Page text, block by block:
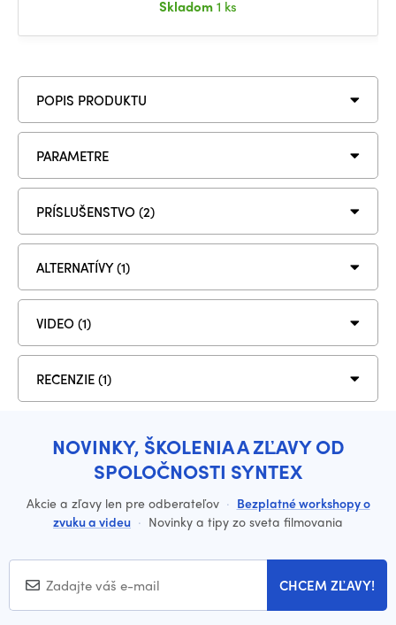
Skladom1 ks
POPIS PRODUKTU
PARAMETRE
PRÍSLUŠENSTVO (2)
ALTERNATÍVY (1)
VIDEO (1)
RECENZIE (1)
NOVINKY, ŠKOLENIA A ZĽAVY OD
SPOLOČNOSTI SYNTEX
Akcie a zľavy len pre odberateľov · Bezplatné workshopy o
zvuku a videu · Novinky a tipy zo sveta filmovania
CHCEM ZĽAVY!